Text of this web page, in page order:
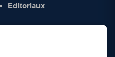
Éditoriaux